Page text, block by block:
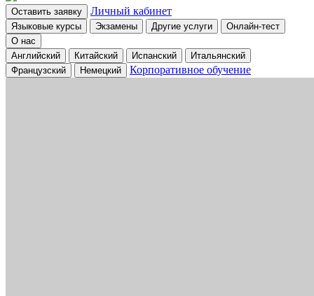
Оставить заявку Личный кабинет
Языковые курсы Экзамены Другие услуги
Онлайн-тест
О нас
Английский
Китайский Испанский
Итальянский
Французский
Немецкий Корпоративное обучение